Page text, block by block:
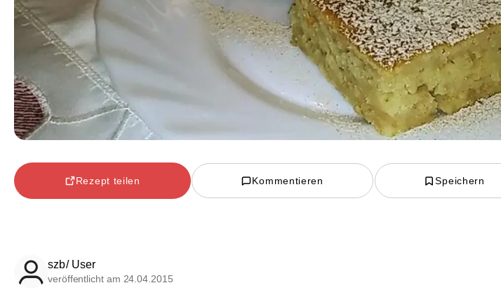
Rezept teilen Kommentieren Speichern
szb/ User
veröffentlicht am 24.04.2015